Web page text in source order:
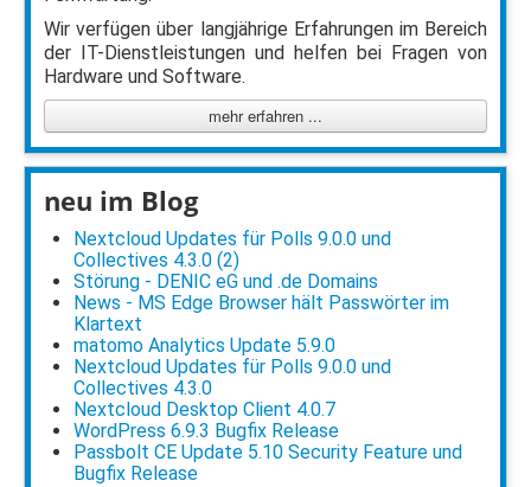
Wir verfügen über langjährige Erfahrungen im Bereich
der IT-Dienstleistungen und helfen bei Fragen von
Hardware und Software.
mehr erfahren ...
neu im Blog
Nextcloud Updates für Polls 9.0.0 und
Collectives 4.3.0 (2)
Störung - DENIC eG und .de Domains
News - MS Edge Browser hält Passwörter im
Klartext
matomo Analytics Update 5.9.0
Nextcloud Updates für Polls 9.0.0 und
Collectives 4.3.0
Nextcloud Desktop Client 4.0.7
WordPress 6.9.3 Bugfix Release
Passbolt CE Update 5.10 Security Feature und
Bugfix Release